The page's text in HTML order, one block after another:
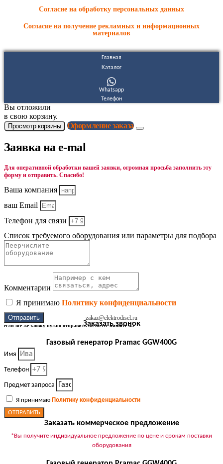
Согласие на обработку персональных данных
Согласие на получение рекламных и информационных
материалов
Главная
Каталог
Whatsapp
Телефон
Вы отложили
в свою корзину.
Просмотр корзины Оформление заказа
Заявка на e-mal
Для оперативной обработки вашей заявки, огромная просьба заполнить эту
форму и отправить. Спасибо!
Ваша компания
ваш Email
Телефон для связи
Список требуемого оборудования или параметры для подбора
Комментарии
Я принимаю Политику конфиденциальности
Отправить
если все же заявку нужно отправить по почте пишите на
zakaz@elektrodisel.ru
Заказать звонок
Газовый генератор Pramac GGW400G
Имя
Телефон
Предмет запроса
Я принимаю Политику конфиденциальности
ОТПРАВИТЬ
Заказать коммерческое предложение
*Вы получите индивидуальное предложение по цене и срокам поставки
оборудования